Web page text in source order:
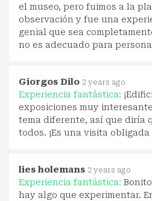
el museo, pero fuimos a la
observación y fue una
genial que sea
no es adecuado para
Giorgos Dilo 2 years ago
Experiencia fantástica:
exposiciones muy
tema diferente, así que diría
todos. ¡Es una visita
lies holemans 2 years ago
Experiencia fantástica:
hay algo que experimentar.